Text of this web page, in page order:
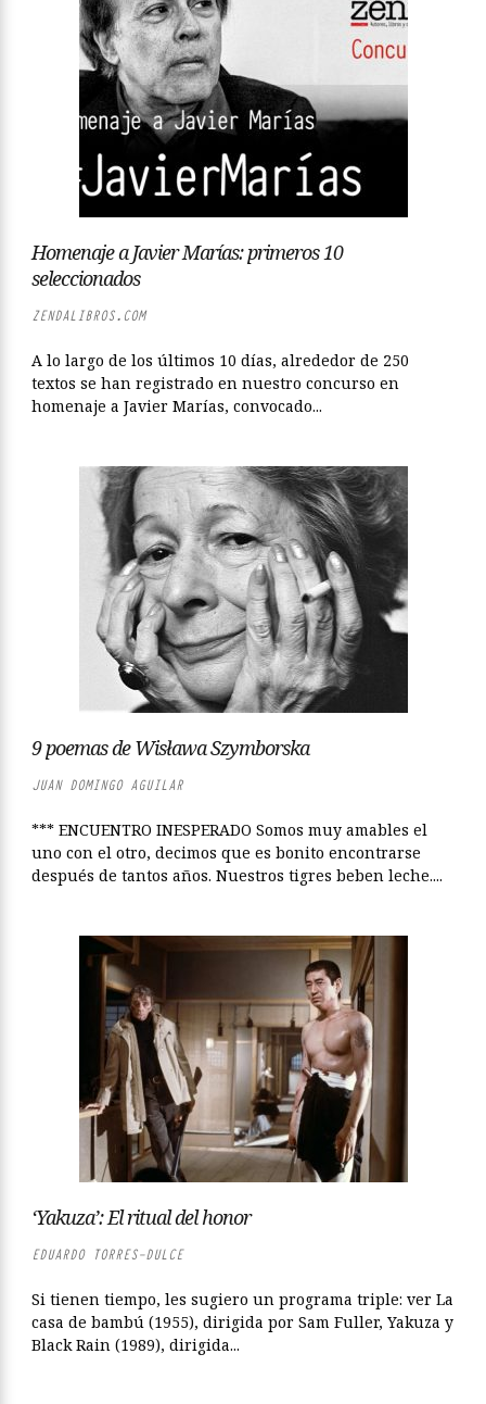
Homenaje a Javier Marías: primeros 10
seleccionados
ZENDALIBROS.COM
A lo largo de los últimos 10 días, alrededor de 250
textos se han registrado en nuestro concurso en
homenaje a Javier Marías, convocado...
9 poemas de Wisława Szymborska
JUAN DOMINGO AGUILAR
*** ENCUENTRO INESPERADO Somos muy amables el
uno con el otro, decimos que es bonito encontrarse
después de tantos años. Nuestros tigres beben leche....
‘Yakuza’: El ritual del honor
EDUARDO TORRES-DULCE
Si tienen tiempo, les sugiero un programa triple: ver La
casa de bambú (1955), dirigida por Sam Fuller, Yakuza y
Black Rain (1989), dirigida...